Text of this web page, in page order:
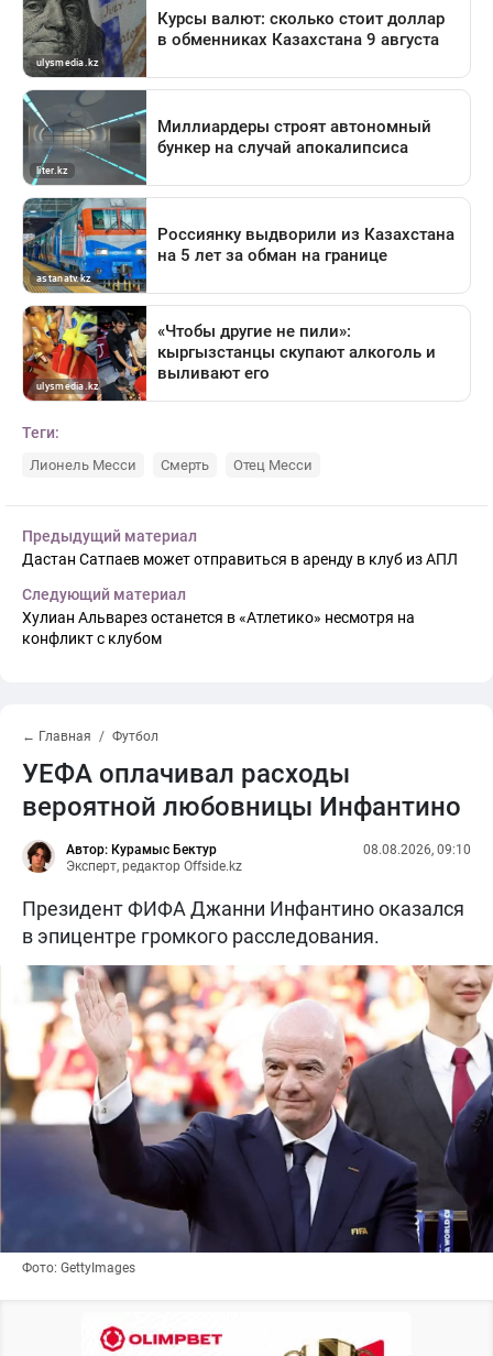
Теги:
Лионель Месси Смерть Отец Месси
Предыдущий материал
Дастан Сатпаев может отправиться в аренду в клуб из АПЛ
Следующий материал
Хулиан Альварез останется в «Атлетико» несмотря на
конфликт с клубом
← Главная Футбол
УЕФА оплачивал расходы
вероятной любовницы Инфантино
Автор: Курамыс Бектур
Эксперт, редактор Offside.kz
08.08.2026, 09:10
Президент ФИФА Джанни Инфантино оказался
в эпицентре громкого расследования.
Фото: GettyImages